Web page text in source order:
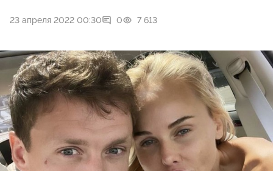
23 апреля 2022 00:30 0 7 613